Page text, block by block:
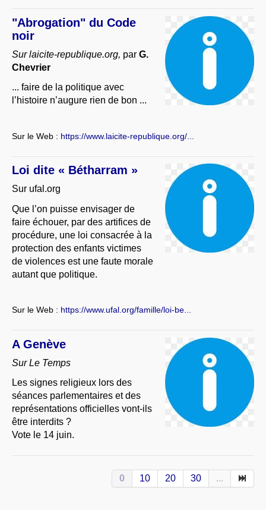
"Abrogation" du Code
noir
Sur laicite-republique.org, par G.
Chevrier
... faire de la politique avec
l’histoire n’augure rien de bon ...
Sur le Web : https://www.laicite-republique.org/...
Loi dite « Bétharram »
Sur ufal.org
Que l’on puisse envisager de
faire échouer, par des artifices de
procédure, une loi consacrée à la
protection des enfants victimes
de violences est une faute morale
autant que politique.
Sur le Web : https://www.ufal.org/famille/loi-be...
A Genève
Sur Le Temps
Les signes religieux lors des
séances parlementaires et des
représentations officielles vont-ils
être interdits ?
Vote le 14 juin.
0 10 20 30 ...